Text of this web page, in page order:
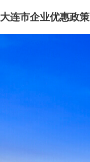
大连市企业优惠政策